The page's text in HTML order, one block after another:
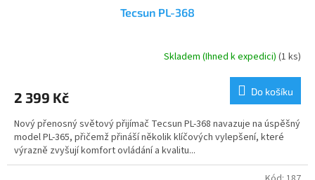
Tecsun PL-368
je
z
5
hvězdiček.
Skladem (Ihned k expedici)(1 ks)
2 399 Kč Do košíku
Nový přenosný světový přijímač Tecsun PL-368 navazuje na úspěšný
model PL-365, přičemž přináší několik klíčových vylepšení, které
výrazně zvyšují komfort ovládání a kvalitu...